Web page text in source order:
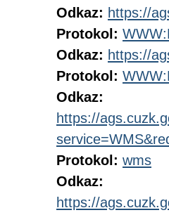
Odkaz: https://
Protokol:
Odkaz: https://
Protokol:
Odkaz:
https://
Protokol: wms
Odkaz:
https://